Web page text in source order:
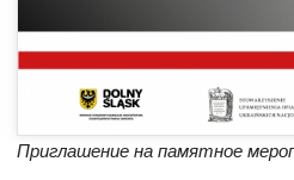
Приглашение на памятное